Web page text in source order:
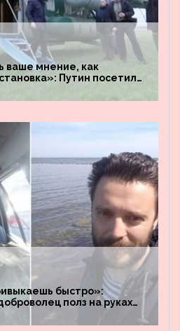
ваше мнение, как
Путин посетил
быстро»:
полз на руках
через заминированное